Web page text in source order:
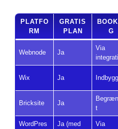
PLATFO
RM
GRATIS
PLAN
G
Webnode Ja
Via
Wix Ja
Bricksite Ja
t
WordPres
Ja (med
Via